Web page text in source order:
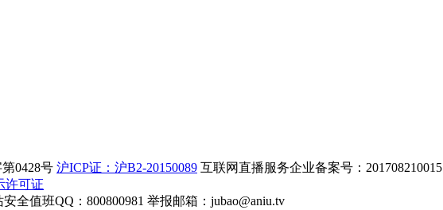
0428号 沪ICP证：沪B2-20150089 互联网直播服务企业备案号：201708210015
许可证
安全值班QQ：800800981 举报邮箱： jubao@aniu.tv